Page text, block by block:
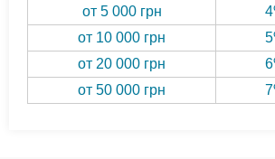
от 5 000 грн
от 10 000 грн
от 20 000 грн
от 50 000 грн